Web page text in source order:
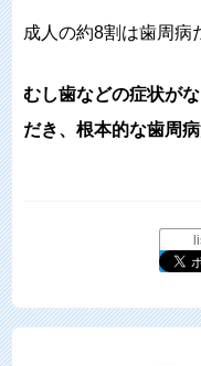
成人の約8割は歯周病
むし歯などの症状が
だき、根本的な歯周